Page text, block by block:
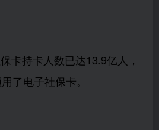
卡持卡人数已达13.9亿人，
了电子社保卡。